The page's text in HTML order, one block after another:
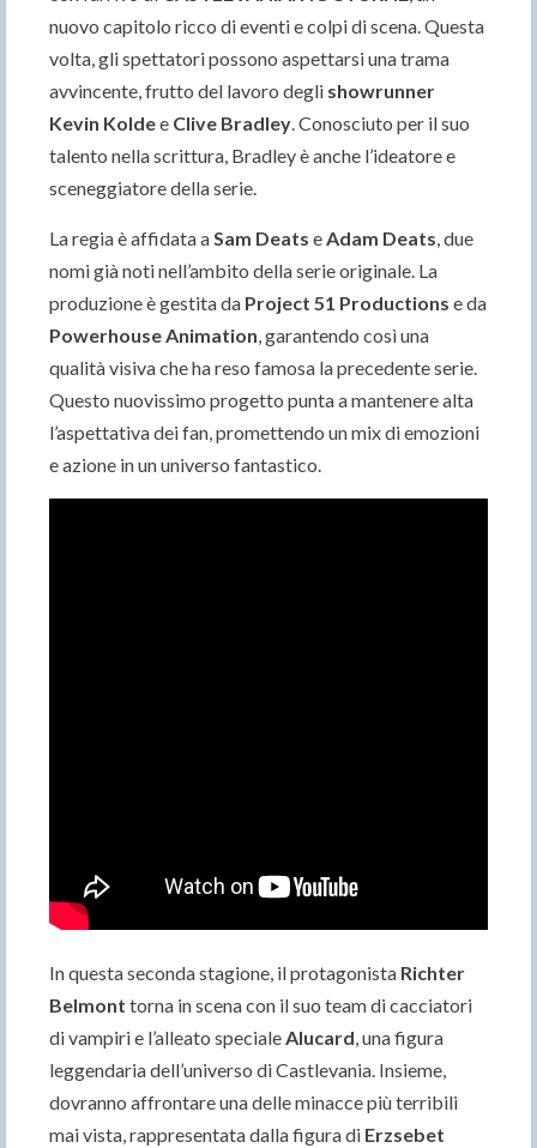
nuovo capitolo ricco di eventi e colpi di scena. Questa
volta, gli spettatori possono aspettarsi una trama
avvincente, frutto del lavoro degli showrunner
Kevin Koldee Clive Bradley. Conosciuto per il suo
talento nella scrittura, Bradley è anche l’ideatore e
sceneggiatore della serie.
La regia è affidata aSam Deats eAdam Deats, due
nomi già noti nell’ambito della serie originale. La
produzione è gestita da Project 51 Productions e da
Powerhouse Animation, garantendo così una
qualità visiva che ha reso famosa la precedente serie.
Questo nuovissimo progetto punta a mantenere alta
l’aspettativa dei fan, promettendo un mix di emozioni
e azione in un universo fantastico.
In questa seconda stagione, il protagonista Richter
Belmont torna in scena con il suo team di cacciatori
di vampiri e l’alleato specialeAlucard, una figura
leggendaria dell’universo di Castlevania. Insieme,
dovranno affrontare una delle minacce più terribili
mai vista, rappresentata dalla figura di Erzsebet